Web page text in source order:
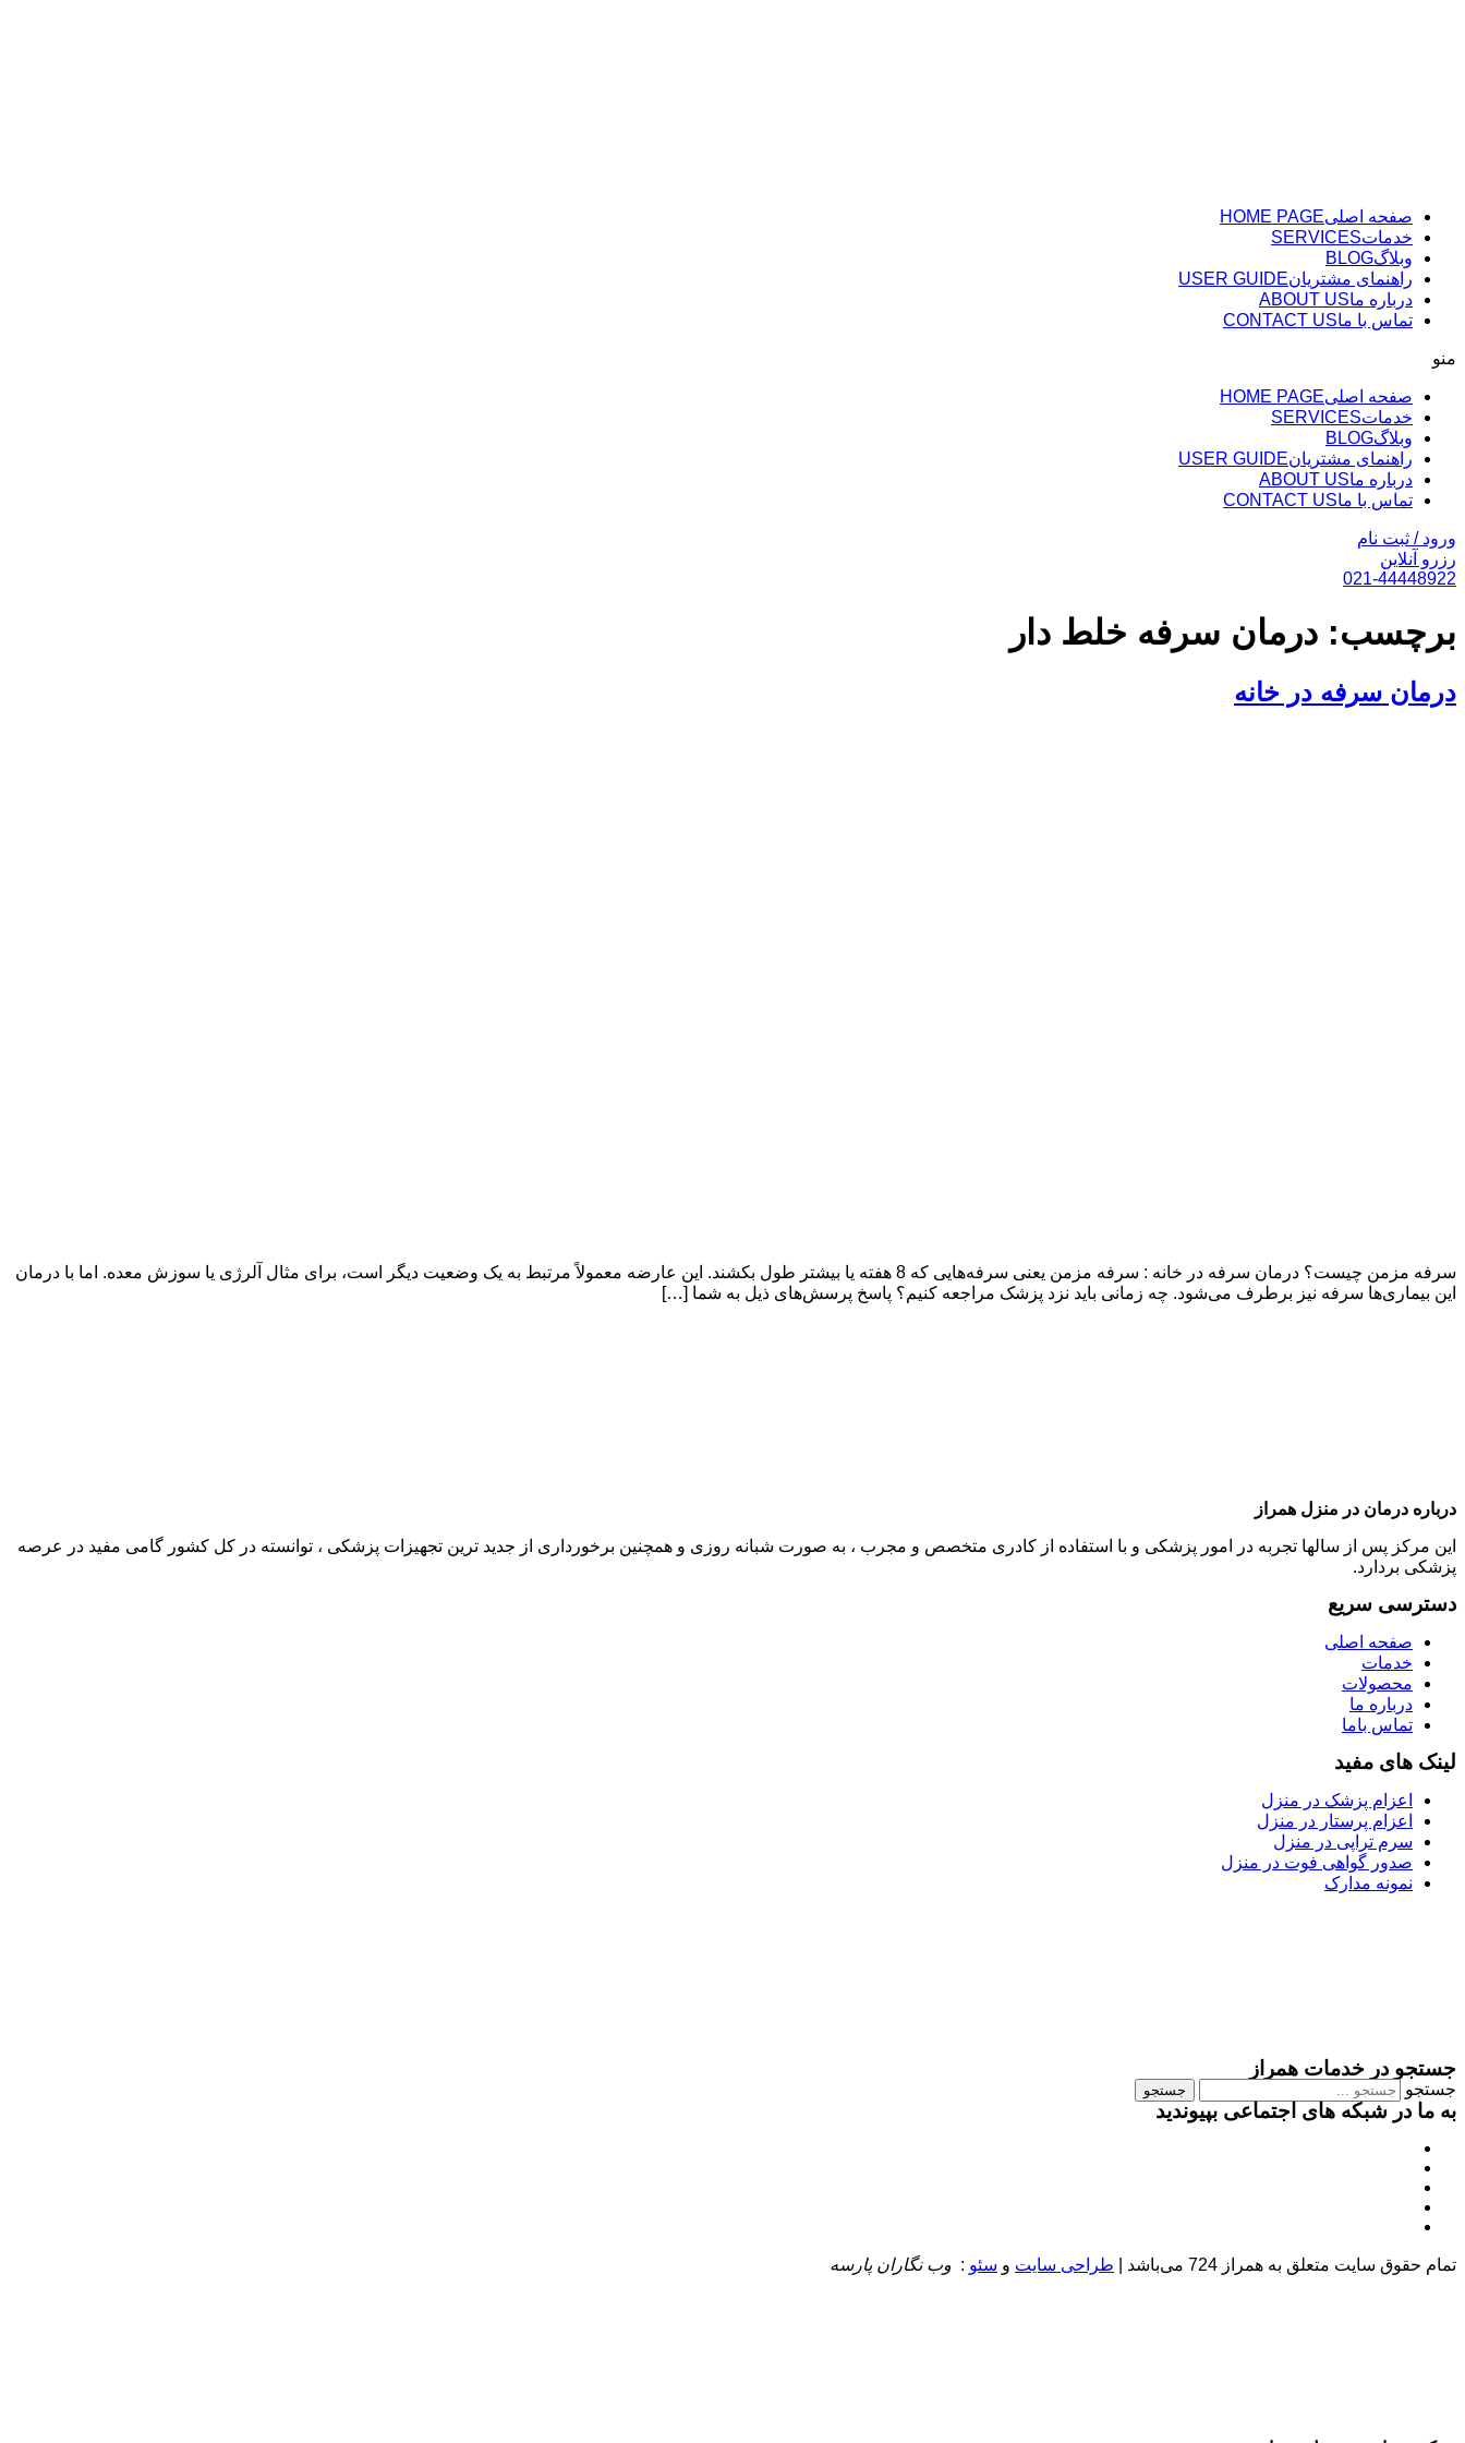
صفحه اصلیHOME PAGE
خدماتSERVICES
وبلاگBLOG
راهنمای مشتریانUSER GUIDE
درباره ماABOUT US
تماس با ماCONTACT US
منو
صفحه اصلیHOME PAGE
خدماتSERVICES
وبلاگBLOG
راهنمای مشتریانUSER GUIDE
درباره ماABOUT US
تماس با ماCONTACT US
ورود / ثبت نام
رزرو آنلاین
021-44448922
برچسب: درمان سرفه خلط دار
درمان سرفه در خانه
سرفه مزمن چیست؟ درمان سرفه در خانه : سرفه مزمن یعنی سرفه‌هایی که 8 هفته یا بیشتر طول بکشند. این عارضه معمولاً مرتبط به یک وضعیت دیگر است، برای مثال آلرژی یا سوزش معده. اما با درمان
این بیماری‌ها سرفه نیز برطرف می‌شود. چه زمانی باید نزد پزشک مراجعه کنیم؟ پاسخ پرسش‌های ذیل به شما […]
درباره درمان در منزل همراز
این مرکز پس از سالها تجربه در امور پزشکی و با استفاده از کادری متخصص و مجرب ، به صورت شبانه روزی و همچنین برخورداری از جدید ترین تجهیزات پزشکی ، توانسته در کل کشور گامی مفید در عرصه
پزشکی بردارد.
دسترسی سریع
صفحه اصلی
خدمات
محصولات
درباره ما
تماس باما
لینک های مفید
اعزام پزشک در منزل
اعزام پرستار در منزل
سرم تراپی در منزل
صدور گواهی فوت در منزل
نمونه مدارک
جستجو در خدمات همراز
جستجو جستجو
به ما در شبکه های اجتماعی بپیوندید
تمام حقوق سایت متعلق به همراز 724 می‌باشد | طراحی سایت و سئو : وب نگاران پارسه